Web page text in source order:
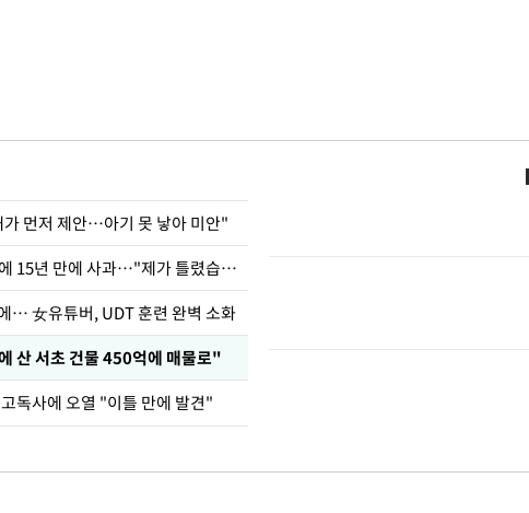
먼저 제안…아기 못 낳아 미안"
표창원, 남규리에 15년 만에 사과…"제가 틀렸습니다"
… 女유튜버, UDT 훈련 완벽 소화
산 서초 건물 450억에 매물로"
독사에 오열 "이틀 만에 발견"